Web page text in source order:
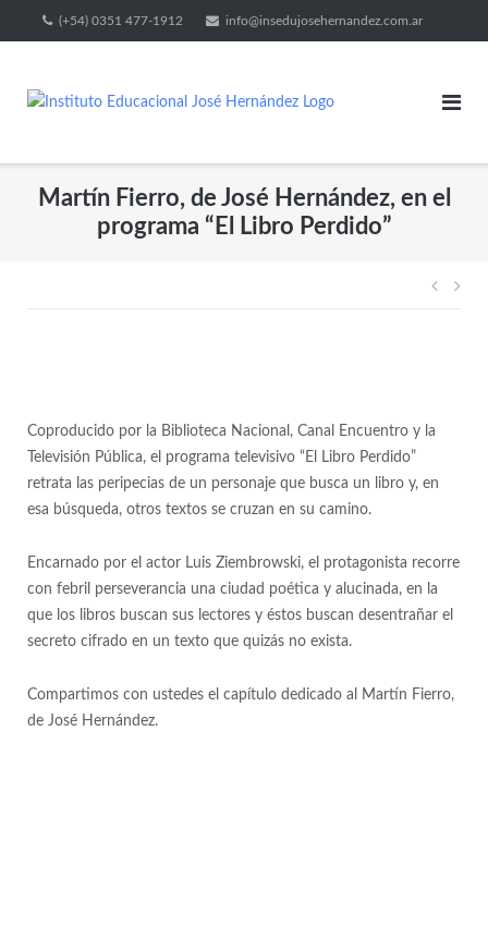
(+54) 0351 477-1912 info@insedujosehernandez.com.ar
Martín Fierro, de José Hernández, en el
programa “El Libro Perdido”
Coproducido por la Biblioteca Nacional, Canal Encuentro y la
Televisión Pública, el programa televisivo “El Libro Perdido”
retrata las peripecias de un personaje que busca un libro y, en
esa búsqueda, otros textos se cruzan en su camino.
Encarnado por el actor Luis Ziembrowski, el protagonista recorre
con febril perseverancia una ciudad poética y alucinada, en la
que los libros buscan sus lectores y éstos buscan desentrañar el
secreto cifrado en un texto que quizás no exista.
Compartimos con ustedes el capítulo dedicado al Martín Fierro,
de José Hernández.